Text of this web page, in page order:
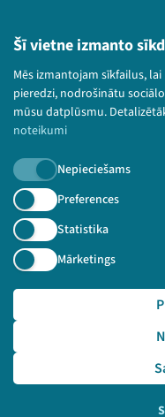
Šī vietne izmanto
Mēs izmantojam sīkfailus,
pieredzi, nodrošinātu
mūsu datplūsmu.
noteikumi
Nepieciešams
Preferences
Statistika
Mārketings
Lietošanas
Bērnu aizsardzības
© 2026 Sarunu
paturētas.
Piesakies
Nepalaid garām
Pieteikties
🔗 https://